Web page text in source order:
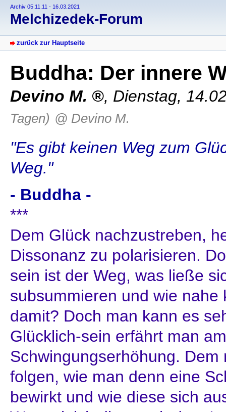
Archiv 05.11.11 - 16.03.2021
Melchizedek-Forum
zurück zur Hauptseite
Buddha: Der innere
Devino M. , Dienstag,
Tagen) @ Devino M.
"Es gibt keinen Weg zum
Weg."
- Buddha -
***
Dem Glück nachzustreben,
Dissonanz zu polarisieren.
sein ist der Weg, was ließe
subsummieren und wie
damit? Doch man kann es
Glücklich-sein erfährt man
Schwingungserhöhung.
folgen, wie man denn eine
bewirkt und wie diese sich